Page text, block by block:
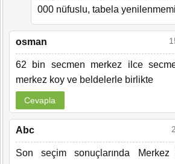
000 nüfuslu, tabela
osman
62 bin secmen merkez ilce
merkez koy ve beldelerle birlikte
Cevapla
Abc
Son seçim sonuçlarında